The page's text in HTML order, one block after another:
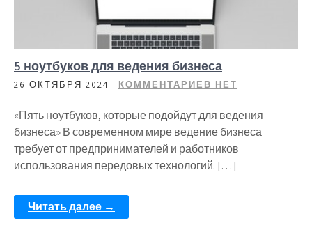
5 ноутбуков для ведения бизнеса
26 ОКТЯБРЯ 2024 КОММЕНТАРИЕВ НЕТ
«Пять ноутбуков, которые подойдут для ведения
бизнеса» В современном мире ведение бизнеса
требует от предпринимателей и работников
использования передовых технологий. […]
Читать далее →